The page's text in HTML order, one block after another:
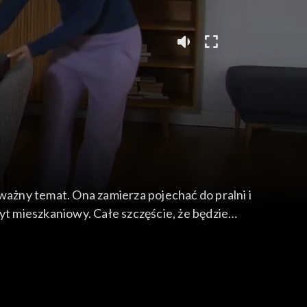
temat. Ona zamierza pojechać do pralni i
Brat